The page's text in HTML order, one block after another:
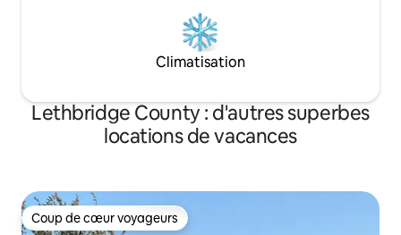
Climatisation
Lethbridge County : d'autres superbes
locations de vacances
Coup de cœur voyageurs
Coup de cœur voyageurs